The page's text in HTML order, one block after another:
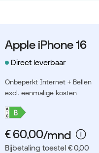
Apple iPhone 16
Direct leverbaar
Onbeperkt Internet + Bellen
excl. eenmalige kosten
Bijbetaling toestel € 0,00